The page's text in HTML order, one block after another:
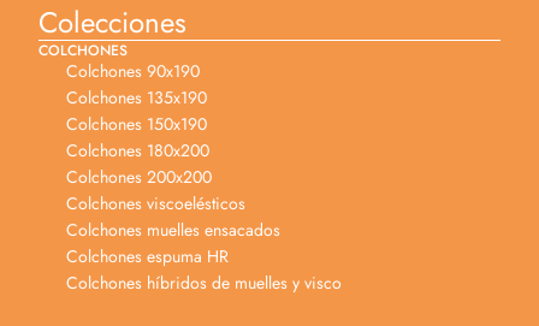
Colecciones
COLCHONES
Colchones 90x190
Colchones 135x190
Colchones 150x190
Colchones 180x200
Colchones 200x200
Colchones viscoelésticos
Colchones muelles ensacados
Colchones espuma HR
Colchones híbridos de muelles y visco